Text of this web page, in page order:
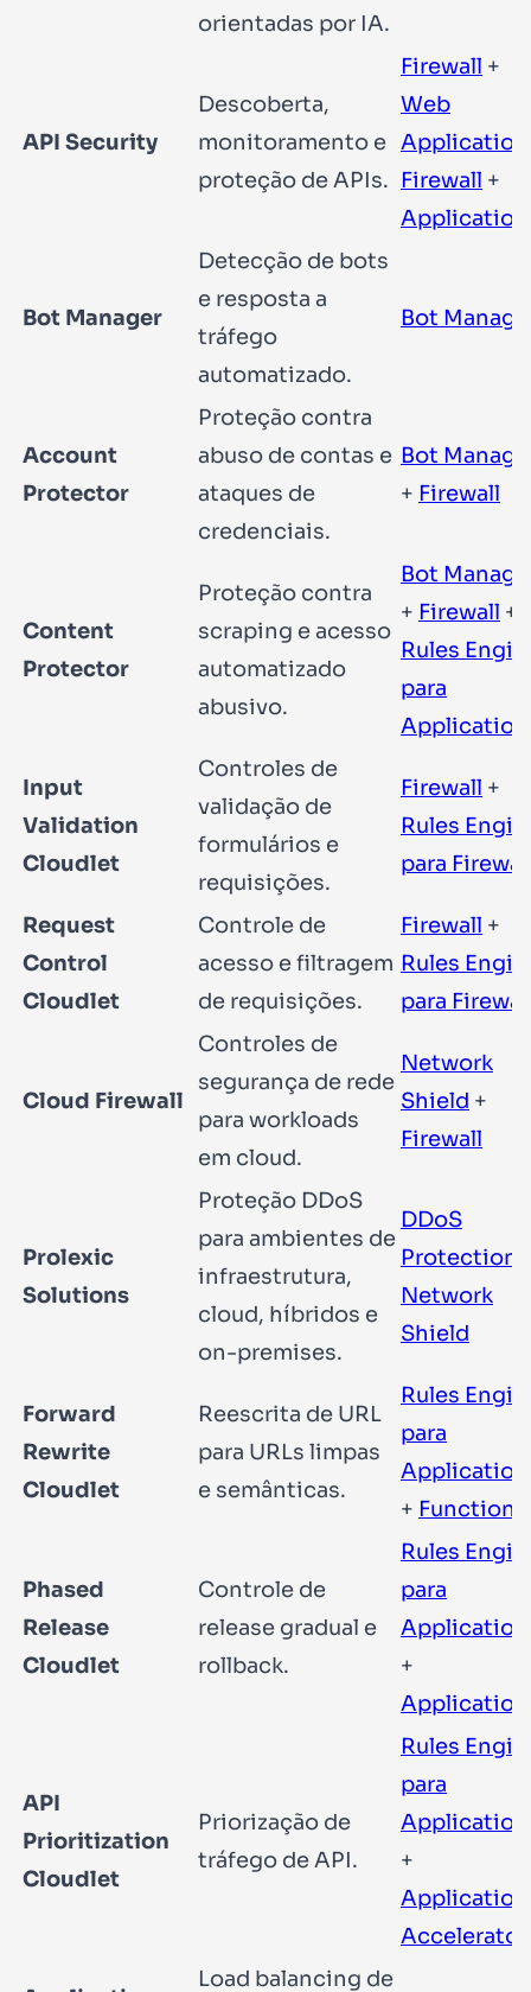
orientadas por IA.
API Security
Descoberta,
monitoramento e
proteção de APIs.
Firewall +
Web
Application
Firewall +
Bot Manager
Detecção de bots
e resposta a
tráfego
automatizado.
Bot
Account
Protector
Proteção contra
abuso de contas e
ataques de
credenciais.
Bot
+ Firewall
Content
Protector
Proteção contra
scraping e acesso
automatizado
abusivo.
Bot
+ Firewall +
Rules
para
Input
Validation
Cloudlet
Controles de
validação de
formulários e
requisições.
Firewall +
Rules
para
Request
Control
Cloudlet
Controle de
acesso e filtragem
de requisições.
Firewall +
Rules
para
Cloud Firewall
Controles de
segurança de rede
para workloads
em cloud.
Network
Shield +
Firewall
Prolexic
Solutions
Proteção DDoS
para ambientes de
infraestrutura,
cloud, híbridos e
on-premises.
DDoS
Protection
Network
Shield
Forward
Rewrite
Cloudlet
Reescrita de URL
para URLs limpas
e semânticas.
Rules
para
+ Functions
Phased
Release
Cloudlet
Controle de
release gradual e
rollback.
Rules
para
+
API
Prioritization
Cloudlet
Priorização de
tráfego de API.
Rules
para
+
Application
Accelerator
Load balancing de